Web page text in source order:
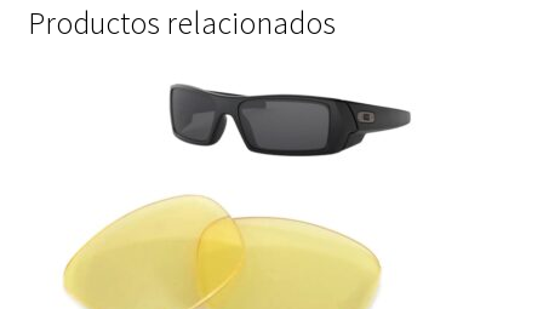
Productos relacionados